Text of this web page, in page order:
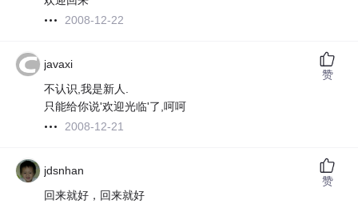
2008-12-22
javaxi
不认识,我是新人.
只能给你说'欢迎光临'了,呵呵
2008-12-21
赞
jdsnhan
回来就好，回来就好
赞